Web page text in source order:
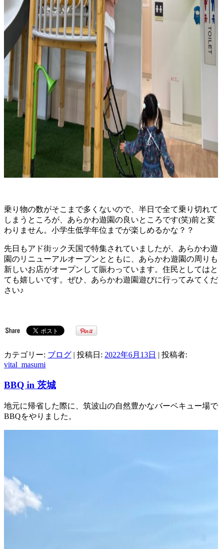
乗り物の数がそこまで多くないので、半日で全て乗り切れて
しまうところが、あらかわ遊園の良いところです(笑)前と変
わりません。小学生低学年位までが楽しめるかな？？
先日もアド街ック天国で特集されていましたが、あらかわ遊
園のリニューアルオープンとともに、あらかわ遊園の周りも
新しいお店がオープンして賑わっています。住民としてはと
ても嬉しいです。ぜひ、あらかわ遊園遊びに行ってみてくだ
さい♪
カテゴリー: ブログ | 投稿日: 2022年6月13日 | 投稿者:
vital_masumi
BBQ in 茨城
地元に帰省した際に、筑波山の自然豊かなバーベキュー場で
BBQをやりました。